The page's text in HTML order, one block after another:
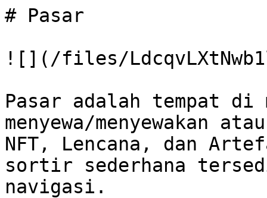
# Pasar
![](/files/
Pasar adalah tempat di
menyewa/menyewakan
NFT, Lencana, dan
sortir sederhana
navigasi.